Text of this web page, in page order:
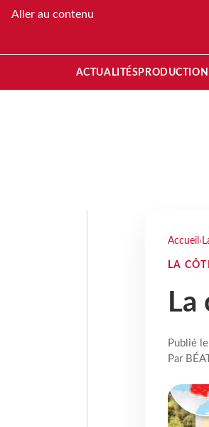
Aller au contenu
ACTUALITÉS PRODUCTION
Accueil ›
LA
La
Publié
Par